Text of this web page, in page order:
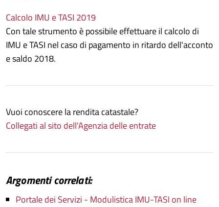
Calcolo IMU e TASI 2019
Con tale strumento è possibile effettuare il calcolo di
IMU e TASI nel caso di pagamento in ritardo dell'acconto
e saldo 2018.
Vuoi conoscere la rendita catastale?
Collegati al sito dell'Agenzia delle entrate
Argomenti correlati:
Portale dei Servizi - Modulistica IMU-TASI on line